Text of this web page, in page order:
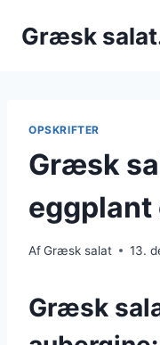
Græsk
OPSKRIFTER
Græsk
eggplant
AfGræsk salat 13.
Græsk